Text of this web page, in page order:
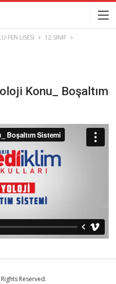
FEN LİSESİ
12.SINIF
Konu_ Boşaltım
Reserved.